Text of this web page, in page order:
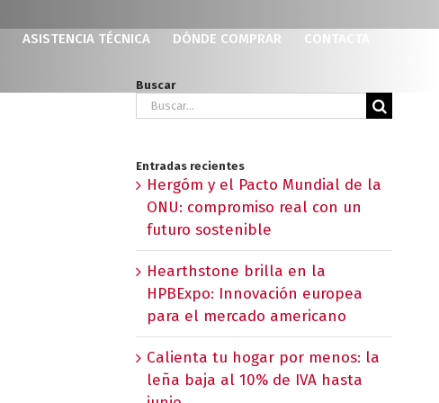
ASISTENCIA TÉCNICA DÓNDE COMPRAR CONTACTA
Buscar
Buscar:
Entradas recientes
Hergóm y el Pacto Mundial de la
ONU: compromiso real con un
futuro sostenible
Hearthstone brilla en la
HPBExpo: Innovación europea
para el mercado americano
Calienta tu hogar por menos: la
leña baja al 10% de IVA hasta